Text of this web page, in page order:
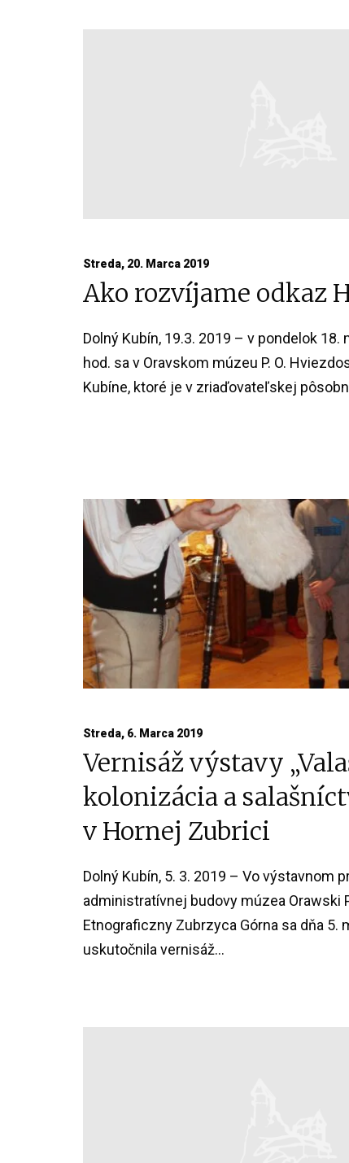
Streda, 20. Marca 2019
Ako rozvíjame odkaz
Dolný Kubín, 19.3. 2019 – v pondelok 18.
hod. sa v Oravskom múzeu P. O.
Kubíne, ktoré je v zriaďovateľskej
Streda, 6. Marca 2019
Vernisáž výstavy
kolonizácia a
v Hornej Zubrici
Dolný Kubín, 5. 3. 2019 – Vo výstavnom
administratívnej budovy múzea Orawski
Etnograficzny Zubrzyca Górna sa dňa 5.
uskutočnila vernisáž...